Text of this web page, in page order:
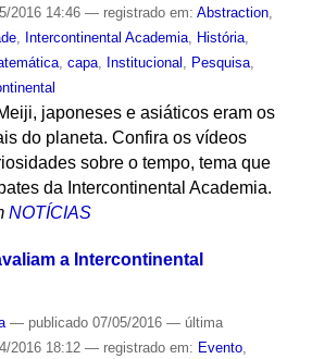
2016 14:46 — registrado em: Abstraction,
, Intercontinental Academia, História,
, capa, Institucional , Pesquisa,
japoneses e asiáticos eram os
do planeta. Confira os vídeos
sobre o tempo, tema que
da Intercontinental Academia.
NOTÍCIAS
a Intercontinental
— publicado07/05/2016 — última
2016 18:12 — registrado em: Evento,